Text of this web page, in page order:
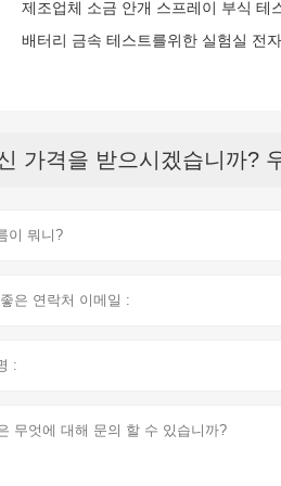
제조업체 소금 안개 스프레이 부식 테
배터리 금속 테스트를위한 실험실 전
가격을 받으시겠습니까?